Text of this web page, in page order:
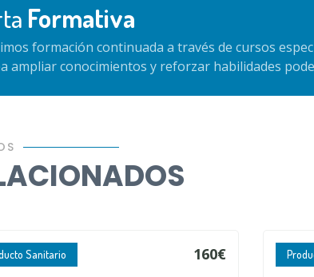
Formativa
formación continuada a través de cursos
ampliar conocimientos y reforzar habilidades
Sanitario 160€